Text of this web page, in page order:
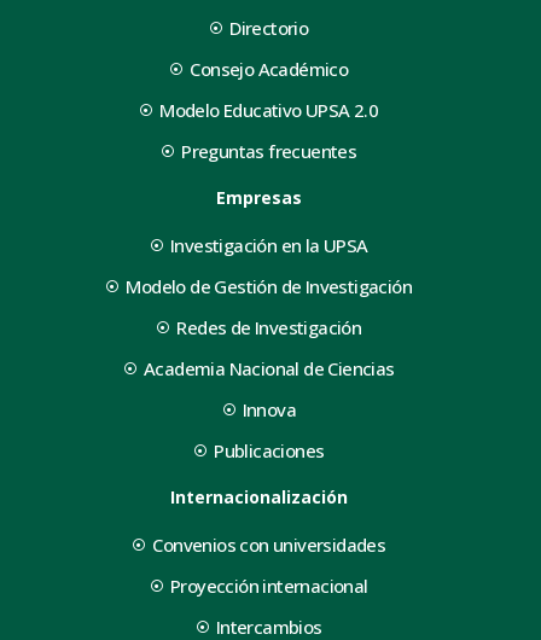
Directorio
Consejo Académico
Modelo Educativo UPSA 2.0
Preguntas frecuentes
Empresas
Investigación en la UPSA
Modelo de Gestión de Investigación
Redes de Investigación
Academia Nacional de Ciencias
Innova
Publicaciones
Internacionalización
Convenios con universidades
Proyección internacional
Intercambios